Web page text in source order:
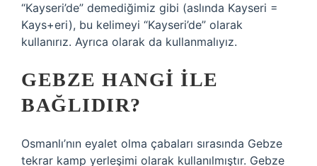
“Kayseri’de” demediğimiz gibi (aslında Kayseri =
Kays+eri), bu kelimeyi “Kayseri’de” olarak
kullanırız. Ayrıca olarak da kullanmalıyız.
GEBZE HANGI ILE
BAĞLIDIR?
Osmanlı’nın eyalet olma çabaları sırasında Gebze
tekrar kamp yerleşimi olarak kullanılmıştır. Gebze